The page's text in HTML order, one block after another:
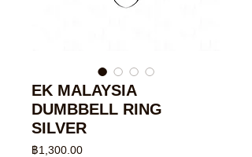
EK MALAYSIA
DUMBBELL RING
SILVER
฿1,300.00ราคา